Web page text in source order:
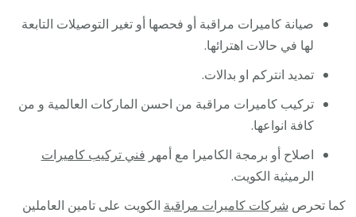
صيانة كاميرات مراقبة أو فحصها أو تغير التوصيلات التابعة
لها في حالات اهترائها.
تمديد انتركم او بدالات.
تركيب كاميرات مراقبة من احسن الماركات العالمية و من
كافة انواعها.
اصلاح أو برمجة الكاميرا مع أمهر فني تركيب كاميرات
الرميثية الكويت.
كما تحرص شركات كاميرات مراقبة الكويت على تامين العاملين